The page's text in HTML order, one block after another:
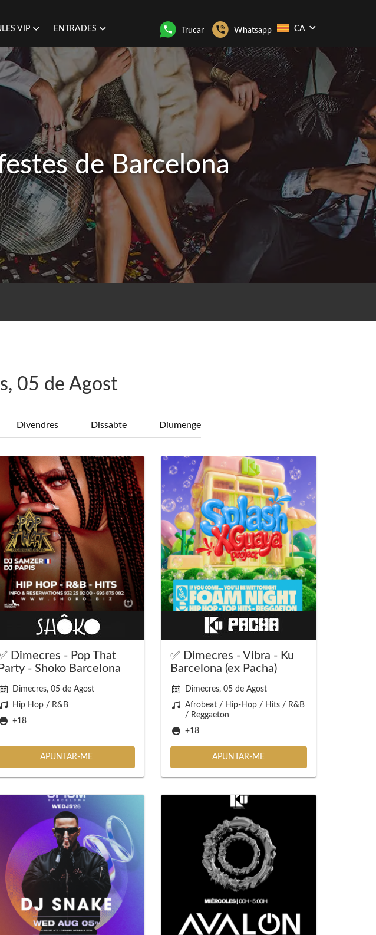
VIP ENTRADES Trucar Whatsapp CA
de Barcelona
05 de Agost
Divendres Dissabte Diumenge
Dimecres - Pop That
Party - Shoko Barcelona
Dimecres, 05 de Agost
Hip Hop / R&B
+18
APUNTAR-ME
✅ Dimecres - Vibra - Ku
Barcelona (ex Pacha)
Dimecres, 05 de Agost
Afrobeat / Hip-Hop / Hits / R&B
/ Reggaeton
+18
APUNTAR-ME